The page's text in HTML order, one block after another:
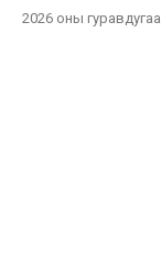
2026 оны